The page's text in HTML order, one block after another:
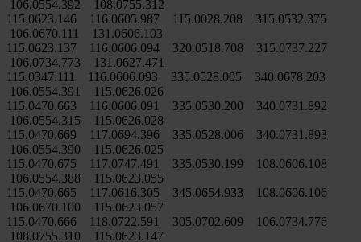
106.0554.392 108.0755.312
115.0623.146 116.0605.987 115.0028.208 315.0532.375
106.0670.111 131.0606.103
115.0623.137 116.0606.094 320.0518.708 315.0737.227
106.0734.773 131.0627.471
115.0347.111 116.0606.093 335.0528.005 340.0678.203
106.0554.391 115.0626.026
115.0470.663 116.0606.091 335.0530.200 340.0731.892
106.0554.315 115.0626.028
115.0470.669 117.0694.396 335.0528.006 340.0731.893
106.0554.390 115.0626.025
115.0470.675 117.0747.491 335.0530.199 108.0606.108
106.0554.388 115.0623.055
115.0470.665 117.0616.305 345.0654.933 108.0606.106
106.0670.100 115.0623.057
115.0470.666 118.0722.591 305.0702.609 106.0734.776
108.0755.310 115.0623.147